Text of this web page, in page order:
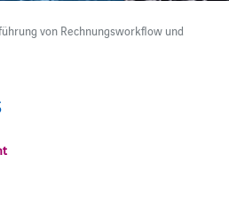
von Rechnungsworkflow und